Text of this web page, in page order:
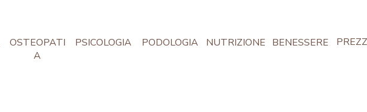
OSTEOPATI
A
PSICOLOGIA PODOLOGIA NUTRIZIONE BENESSERE